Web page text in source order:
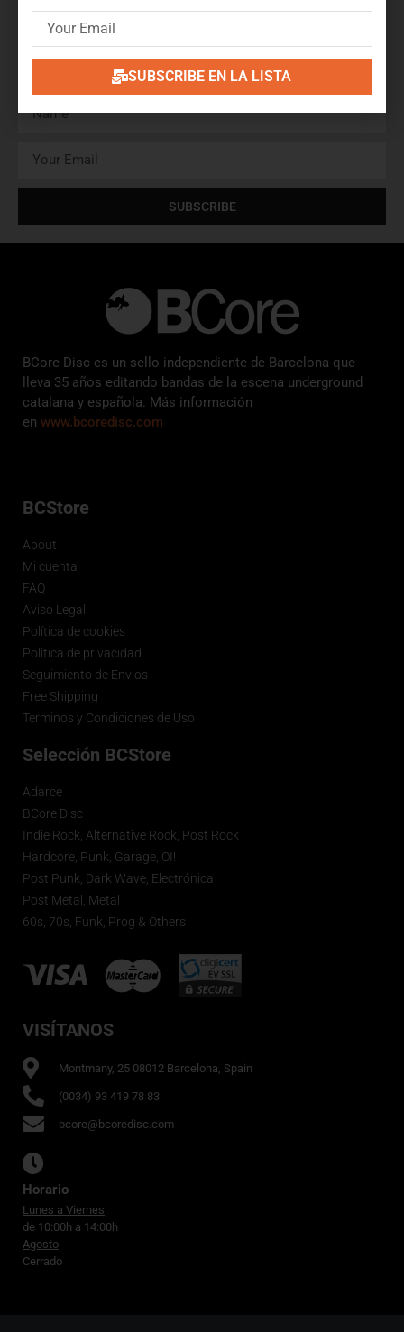
¡Regístrate para recibir correos de BCore y obtén en
primicia detalles de nuevos productos, ofertas, contenido
exclusivo, eventos y mucho más!
SUBSCRIBE
BCore Disc es un sello independiente de Barcelona que
lleva 35 años editando bandas de la escena underground
catalana y española. Más información
en www.bcoredisc.com
BCStore
About
Mi cuenta
FAQ
Aviso Legal
Política de cookies
Política de privacidad
Seguimiento de Envios
Free Shipping
Terminos y Condiciones de Uso
Selección BCStore
Adarce
BCore Disc
Indie Rock, Alternative Rock, Post Rock
Hardcore, Punk, Garage, OI!
Post Punk, Dark Wave, Electrónica
Post Metal, Metal
60s, 70s, Funk, Prog & Others
VISÍTANOS
Montmany, 25 08012 Barcelona, Spain
(0034) 93 419 78 83
bcore@bcoredisc.com
Horario
Lunes a Viernes
de 10:00h a 14:00h
Agosto
Cerrado
SUBSCRIBE EN LA LISTA